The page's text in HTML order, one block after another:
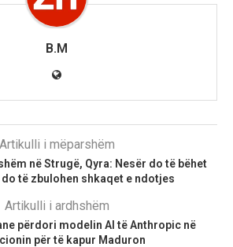
B.M
Artikulli i mëparshëm
në Strugë, Qyra: Nesër do të bëhet
të zbulohen shkaqet e ndotjes
Artikulli i ardhshëm
përdori modelin AI të Anthropic në
për të kapur Maduron